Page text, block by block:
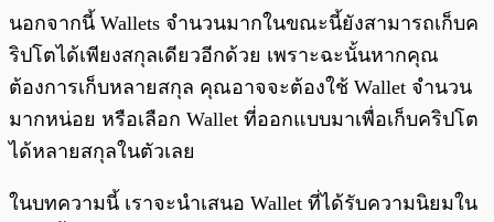
นอกจากนี้ Wallets จำนวนมากในขณะนี้ยังสามารถเก็บค
ริปโตได้เพียงสกุลเดียวอีกด้วย เพราะฉะนั้นหากคุณ
ต้องการเก็บหลายสกุล คุณอาจจะต้องใช้ Wallet จำนวน
มากหน่อย หรือเลือก Wallet ที่ออกแบบมาเพื่อเก็บคริปโต
ได้หลายสกุลในตัวเลย
ในบทความนี้ เราจะนำเสนอ Wallet ที่ได้รับความนิยมใน